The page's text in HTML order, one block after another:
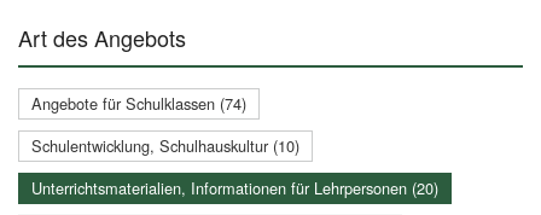
Art des Angebots
Angebote für Schulklassen (74)
Schulentwicklung, Schulhauskultur (10)
Unterrichtsmaterialien, Informationen für Lehrpersonen (20)